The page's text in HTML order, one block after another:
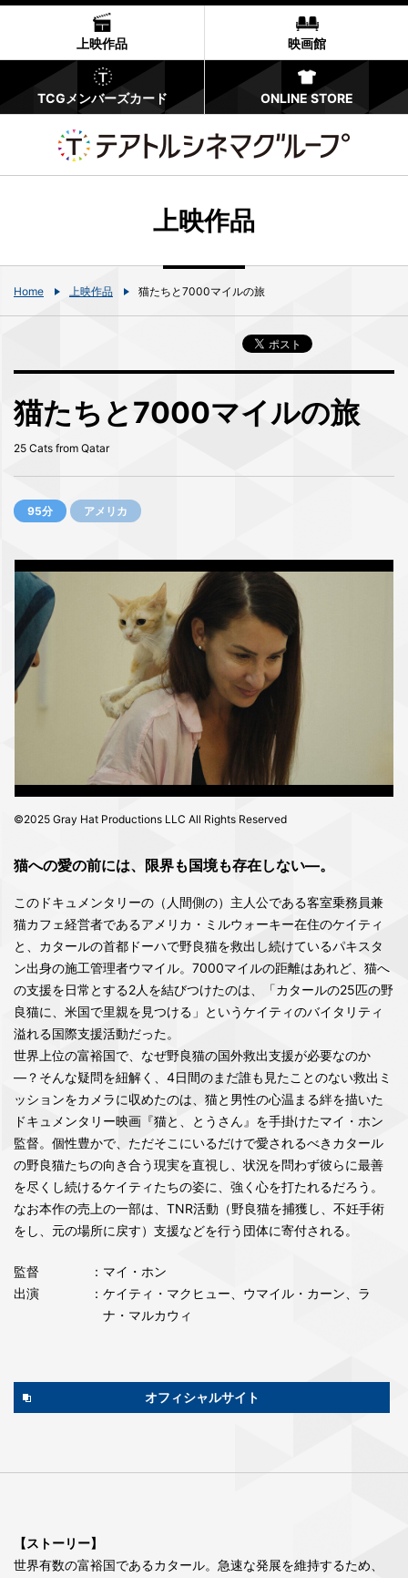
上映作品 映画館
TCGメンバーズカード ONLINE STORE
上映作品
Home 上映作品 猫たちと7000マイルの旅
猫たちと7000マイルの旅
25 Cats from Qatar
95分 アメリカ
©2025 Gray Hat Productions LLC All Rights Reserved
猫への愛の前には、限界も国境も存在しない―。
このドキュメンタリーの（人間側の）主人公である客室乗務員兼
猫カフェ経営者であるアメリカ・ミルウォーキー在住のケイティ
と、カタールの首都ドーハで野良猫を救出し続けているパキスタ
ン出身の施工管理者ウマイル。7000マイルの距離はあれど、猫へ
の支援を日常とする2人を結びつけたのは、「カタールの25匹の野
良猫に、米国で里親を見つける」というケイティのバイタリティ
溢れる国際支援活動だった。
世界上位の富裕国で、なぜ野良猫の国外救出支援が必要なのか
―？そんな疑問を紐解く、4日間のまだ誰も見たことのない救出ミ
ッションをカメラに収めたのは、猫と男性の心温まる絆を描いた
ドキュメンタリー映画『猫と、とうさん』を手掛けたマイ・ホン
監督。個性豊かで、ただそこにいるだけで愛されるべきカタール
の野良猫たちの向き合う現実を直視し、状況を問わず彼らに最善
を尽くし続けるケイティたちの姿に、強く心を打たれるだろう。
なお本作の売上の一部は、TNR活動（野良猫を捕獲し、不妊手術
をし、元の場所に戻す）支援などを行う団体に寄付される。
監督
：マイ・ホン
出演
：ケイティ・マクヒュー、ウマイル・カーン、ラ
ナ・マルカウィ
オフィシャルサイト
【ストーリー】
世界有数の富裕国であるカタール。急速な発展を維持するため、